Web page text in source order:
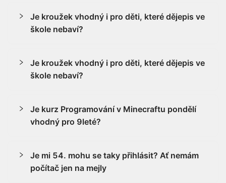
Je kroužek vhodný i pro děti, které dějepis ve
škole nebaví?
Je kroužek vhodný i pro děti, které dějepis ve
škole nebaví?
Je kurz Programování v Minecraftu pondělí
vhodný pro 9leté?
Je mi 54. mohu se taky přihlásit? Ať nemám
počítač jen na mejly